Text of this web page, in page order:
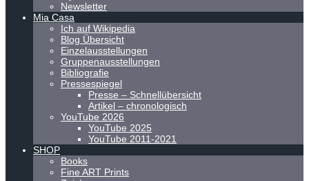
Newsletter
Mia Casa
Ich auf Wikipedia
Blog Übersicht
Einzelausstellungen
Gruppenausstellungen
Bibliografie
Pressespiegel
Presse – Schnellübersicht
Artikel – chronologisch
YouTube 2026
YouTube 2025
YouTube 2011-2021
SHOP
Books
Fine ART Prints